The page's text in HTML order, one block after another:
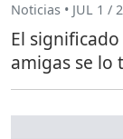
Noticias • JUL 1 /
El
amigas se lo